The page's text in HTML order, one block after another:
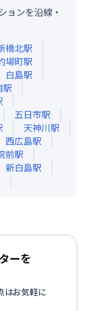
ョンを沿線・
橋北駅
場町駅
白島駅
駅
五日市駅
天神川駅
西広島駅
前駅
新白島駅
ーを
はお気軽に